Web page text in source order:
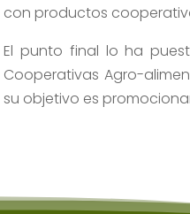
con productos
El punto final lo ha
Cooperativas Agro-
su objetivo es